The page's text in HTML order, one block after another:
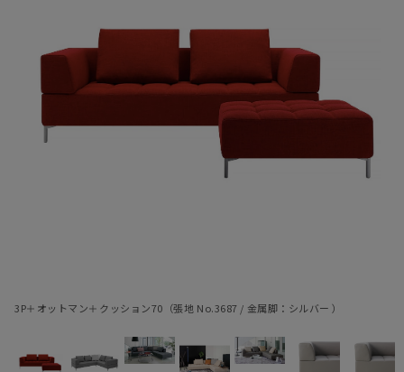
3P＋オットマン＋クッション70（張地 No.3687 / 金属脚：シルバー ）